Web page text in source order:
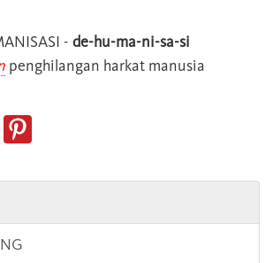
- de-hu-ma-ni-sa-si
penghilangan harkat manusia